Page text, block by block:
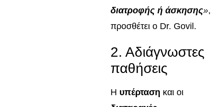
διατροφής ή άσκησης»,
προσθέτει ο Dr. Govil.
2. Αδιάγνωστες
παθήσεις
Η υπέρταση και οι